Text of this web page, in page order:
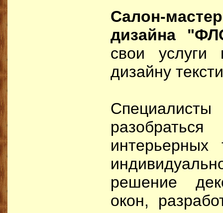
Салон-
дизайна
свои услуги
дизайну
Специалисты
интерьерных
решение
окон,